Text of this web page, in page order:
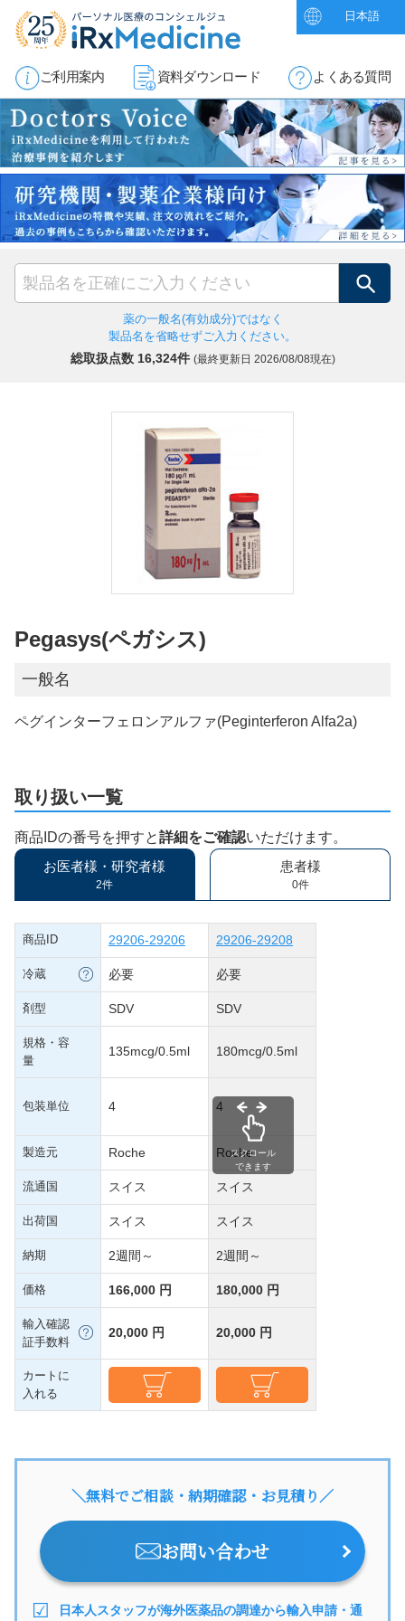
日本語
ご利用案内 資料ダウンロード よくある質問
検索
薬の一般名(有効成分)ではなく
製品名を省略せずご入力ください。
総取扱点数 16,324件 (最終更新日 2026/08/08現在)
Pegasys(ペガシス)
一般名
ペグインターフェロンアルファ(Peginterferon Alfa2a)
取り扱い一覧
商品IDの番号を押すと詳細をご確認いただけます。
お医者様・研究者様
2件
患者様
0件
商品ID 29206-29206 29206-29208
冷蔵 必要 必要
剤型 SDV SDV
規格・容
量
135mcg/0.5ml 180mcg/0.5ml
包装単位 4 4
製造元 Roche Roche
流通国 スイス スイス
出荷国 スイス スイス
納期 2週間～ 2週間～
価格 166,000 円 180,000 円
輸入確認
証手数料
20,000 円 20,000 円
カートに
入れる
スクロール
できます
＼無料でご相談・納期確認・お見積り／
お問い合わせ
日本人スタッフが海外医薬品の調達から輸入申請・通